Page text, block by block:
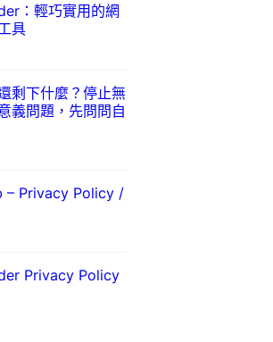
：輕巧實用的網
具
剩下什麼？停止無
義問題，先問問自
– Privacy Policy /
Privacy Policy